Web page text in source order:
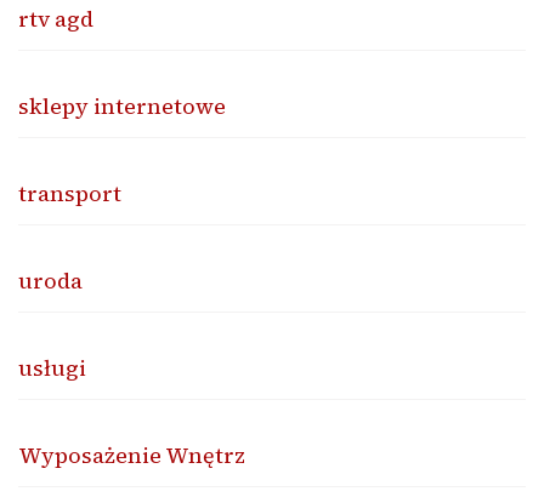
rtv agd
sklepy internetowe
transport
uroda
usługi
Wyposażenie Wnętrz